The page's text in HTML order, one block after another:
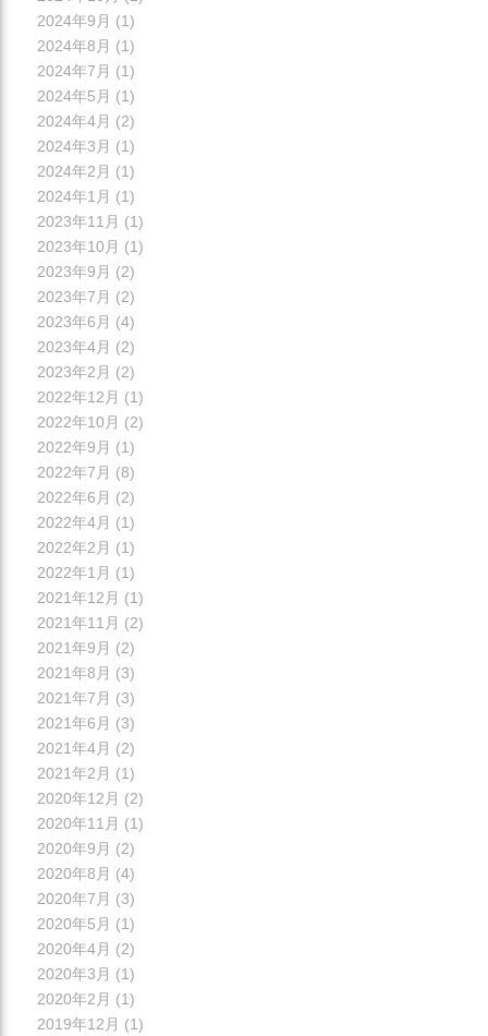
2024年9月 (1)
2024年8月 (1)
2024年7月 (1)
2024年5月 (1)
2024年4月 (2)
2024年3月 (1)
2024年2月 (1)
2024年1月 (1)
2023年11月 (1)
2023年10月 (1)
2023年9月 (2)
2023年7月 (2)
2023年6月 (4)
2023年4月 (2)
2023年2月 (2)
2022年12月 (1)
2022年10月 (2)
2022年9月 (1)
2022年7月 (8)
2022年6月 (2)
2022年4月 (1)
2022年2月 (1)
2022年1月 (1)
2021年12月 (1)
2021年11月 (2)
2021年9月 (2)
2021年8月 (3)
2021年7月 (3)
2021年6月 (3)
2021年4月 (2)
2021年2月 (1)
2020年12月 (2)
2020年11月 (1)
2020年9月 (2)
2020年8月 (4)
2020年7月 (3)
2020年5月 (1)
2020年4月 (2)
2020年3月 (1)
2020年2月 (1)
2019年12月 (1)